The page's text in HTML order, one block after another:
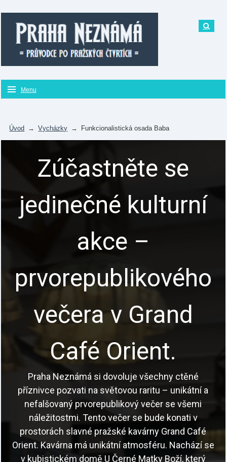
Menu
Úvod → Vycházky → Funkcionalistická osada Baba
Zúčastněte se
jedinečné kulturní
akce –
prvorepublikového
večera v Grand
Café Orient.
Praha Neznámá si dovoluje všechny ctěné
příznivce pozvati na světovou raritu – unikátní a
nefalšovaný prvorepublikový večer se všemi
náležitostmi. Tento večer se bude konati v
prostorách slavné pražské kavárny Grand Café
Orient. Kavárna má unikátní atmosféru. Nachází se
v kubistickém domě U Černé Matky Boží, který